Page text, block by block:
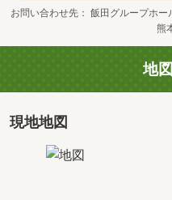
お問い合わせ先
飯田グループホー
熊
地
現地地図